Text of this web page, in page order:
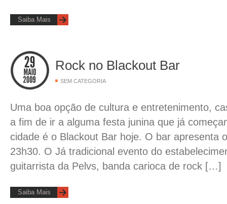
Saiba Mais
Rock no Blackout Bar
SEM CATEGORIA
Uma boa opção de cultura e entretenimento,
a fim de ir a alguma festa junina que já
cidade é o Blackout Bar hoje. O bar apresenta
23h30. O Já tradicional evento do
guitarrista da Pelvs, banda carioca de rock […]
Saiba Mais